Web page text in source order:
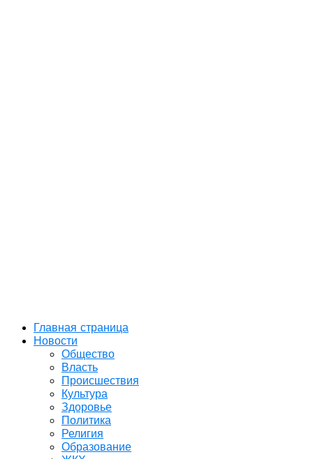
Главная страница
Новости
Общество
Власть
Происшествия
Культура
Здоровье
Политика
Религия
Образование